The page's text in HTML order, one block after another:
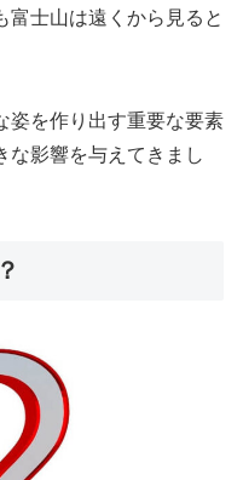
富士山は遠くから見ると
姿を作り出す重要な要素
な影響を与えてきまし